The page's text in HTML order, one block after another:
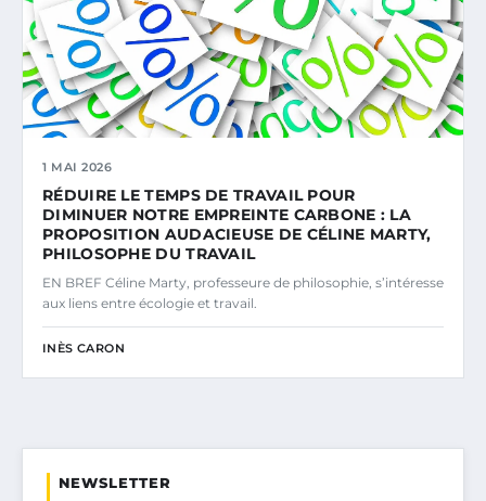
1 MAI 2026
RÉDUIRE LE TEMPS DE TRAVAIL POUR
DIMINUER NOTRE EMPREINTE CARBONE : LA
PROPOSITION AUDACIEUSE DE CÉLINE MARTY,
PHILOSOPHE DU TRAVAIL
EN BREF Céline Marty, professeure de philosophie, s’intéresse
aux liens entre écologie et travail.
INÈS CARON
NEWSLETTER